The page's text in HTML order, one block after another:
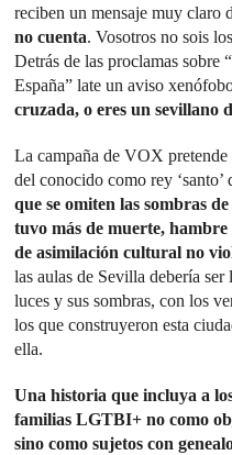
reciben un mensaje muy claro
no cuenta. Vosotros no sois
Detrás de las proclamas sobre
España” late un aviso
cruzada, o eres un sevillano
La campaña de VOX pretende
del conocido como rey ‘santo’
que se omiten las sombras
tuvo más de muerte,
de asimilación cultural no
las aulas de Sevilla debería
luces y sus sombras, con los
los que construyeron esta
ella.
Una historia que incluya a
familias LGTBI+ no como
sino como sujetos con